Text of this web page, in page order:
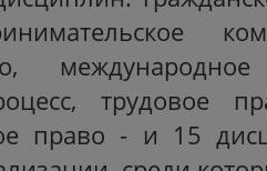
трудовое
право - и 15